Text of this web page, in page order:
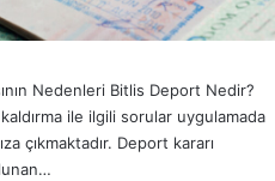
Nedenleri Bitlis Deport Nedir?
ile ilgili sorular uygulamada
çıkmaktadır. Deport kararı